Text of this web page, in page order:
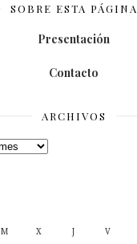
SOBRE ESTA PÁGINA
Presentación
Contacto
ARCHIVOS
M X J V